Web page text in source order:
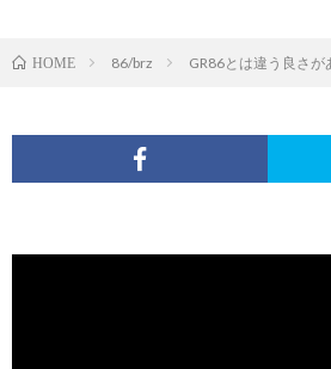
HOME 86/brz GR86とは違う良さ